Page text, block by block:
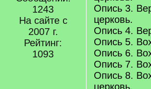
1243
На сайте с
2007 г.
Рейтинг:
1093
Опись 3.
церковь.
Опись 4.
Опись 5.
Опись 6.
Опись 7.
Опись 8.
церковь.